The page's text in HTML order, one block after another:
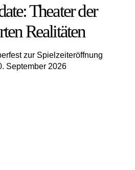
Theater der
Realitäten
zur Spielzeiteröffnung
September 2026